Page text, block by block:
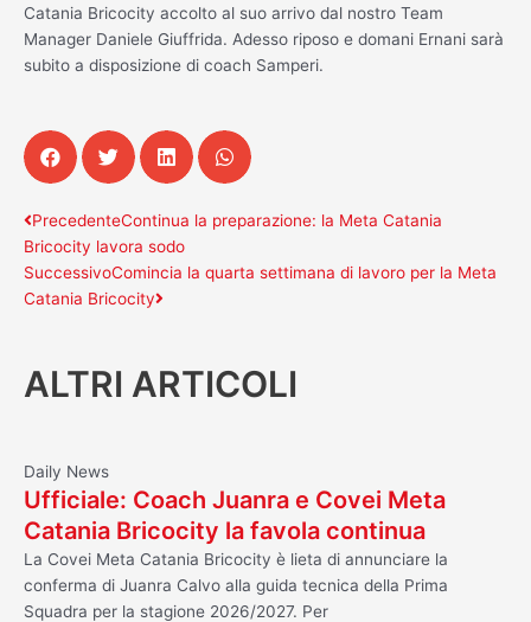
Catania Bricocity accolto al suo arrivo dal nostro Team
Manager Daniele Giuffrida. Adesso riposo e domani Ernani sarà
subito a disposizione di coach Samperi.
Precedente
PrecedenteContinua la preparazione: la Meta Catania
Bricocity lavora sodo
SuccessivoComincia la quarta settimana di lavoro per la Meta
Catania Bricocity
Successivo
ALTRI ARTICOLI
Daily News
Ufficiale: Coach Juanra e Covei Meta
Catania Bricocity la favola continua
La Covei Meta Catania Bricocity è lieta di annunciare la
conferma di Juanra Calvo alla guida tecnica della Prima
Squadra per la stagione 2026/2027. Per